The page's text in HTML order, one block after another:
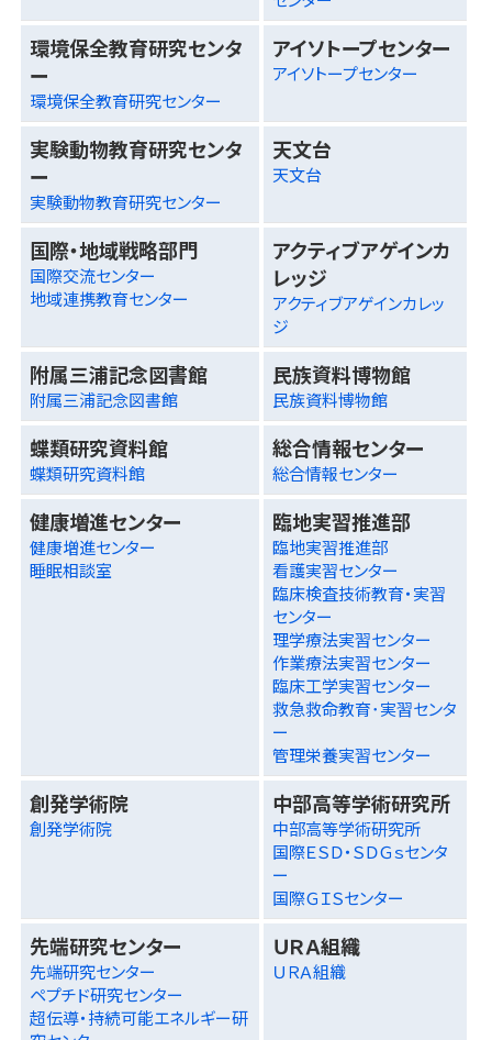
環境保全教育研究センタ
ー
環境保全教育研究センター
アイソトープセンター
アイソトープセンター
実験動物教育研究センタ
ー
実験動物教育研究センター
天文台
天文台
国際・地域戦略部門
国際交流センター
地域連携教育センター
アクティブアゲインカ
レッジ
アクティブアゲインカレッ
ジ
附属三浦記念図書館
附属三浦記念図書館
民族資料博物館
民族資料博物館
蝶類研究資料館
蝶類研究資料館
総合情報センター
総合情報センター
健康増進センター
健康増進センター
睡眠相談室
臨地実習推進部
臨地実習推進部
看護実習センター
臨床検査技術教育・実習
センター
理学療法実習センター
作業療法実習センター
臨床工学実習センター
救急救命教育･実習センタ
ー
管理栄養実習センター
創発学術院
創発学術院
中部高等学術研究所
中部高等学術研究所
国際ＥＳＤ・ＳＤＧｓセンタ
ー
国際ＧＩＳセンター
先端研究センター
先端研究センター
ペプチド研究センター
超伝導・持続可能エネルギー研
ＵＲＡ組織
ＵＲＡ組織